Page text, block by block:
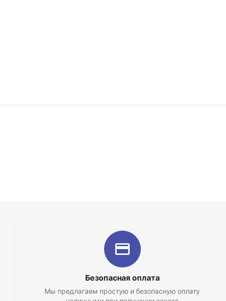
Безопасная оплата
Мы предлагаем простую и безопасную оплату